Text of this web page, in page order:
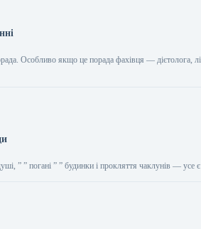
Особливо якщо це порада фахівця — дієтолога,
” ” погані ” ” будинки і прокляття чаклунів —